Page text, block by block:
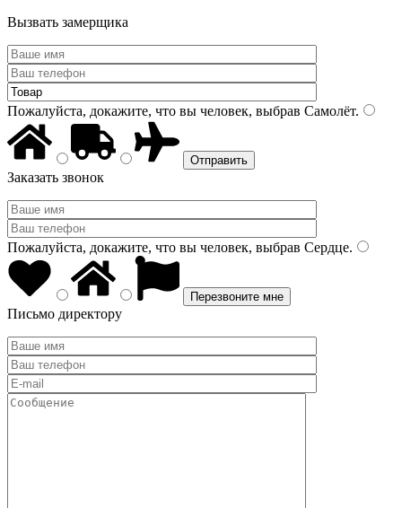
Вызвать замерщика
Пожалуйста, докажите, что вы человек, выбрав Самолёт.
Заказать звонок
Пожалуйста, докажите, что вы человек, выбрав Сердце.
Письмо директору